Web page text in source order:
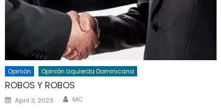
Opinión Opinión Izquierda Dominicana
ROBOS Y ROBOS
Posted
on
April 3, 2023 Author
MC